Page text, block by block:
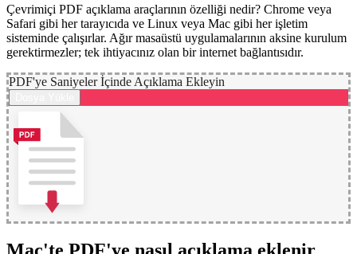
Çevrimiçi PDF açıklama araçlarının özelliği nedir? Chrome veya
Safari gibi her tarayıcıda ve Linux veya Mac gibi her işletim
sisteminde çalışırlar. Ağır masaüstü uygulamalarının aksine kurulum
gerektirmezler; tek ihtiyacınız olan bir internet bağlantısıdır.
PDF'ye Saniyeler İçinde Açıklama Ekleyin